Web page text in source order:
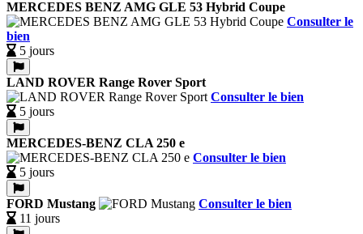
MERCEDES BENZ AMG GLE 53 Hybrid Coupe
Consulter le
bien
5 jours
LAND ROVER Range Rover Sport
Consulter le bien
5 jours
MERCEDES-BENZ CLA 250 e
Consulter le bien
5 jours
FORD Mustang
Consulter le bien
11 jours